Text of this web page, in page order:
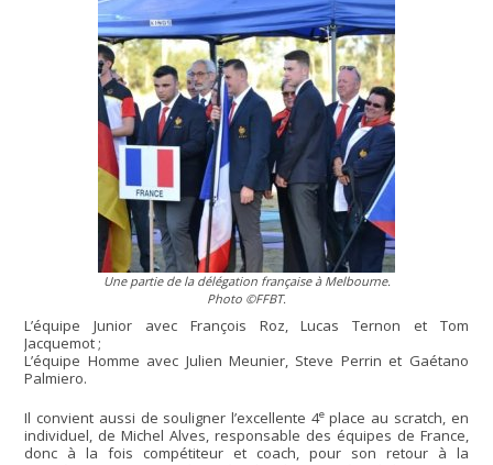
Une partie de la délégation française à Melbourne.
Photo ©FFBT.
L’équipe Junior avec François Roz, Lucas Ternon et Tom
Jacquemot ;
L’équipe Homme avec Julien Meunier, Steve Perrin et Gaétano
Palmiero.
Il convient aussi de souligner l’excellente 4eplace au scratch, en
individuel, de Michel Alves, responsable des équipes de France,
donc à la fois compétiteur et coach, pour son retour à la